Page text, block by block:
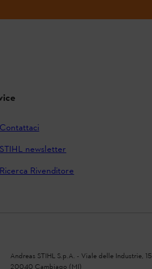
Contattaci
STIHL newsletter
Ricerca Rivenditore
Andreas STIHL S.p.A. - Viale delle Industrie, 15
20040 Cambiago (MI)